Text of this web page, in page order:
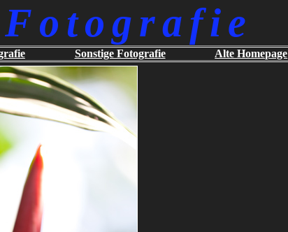
Sonstige Fotografie Alte Homepage